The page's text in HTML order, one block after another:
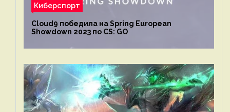
Киберспорт
Cloud9 победила на Spring European
Showdown 2023 по CS: GO